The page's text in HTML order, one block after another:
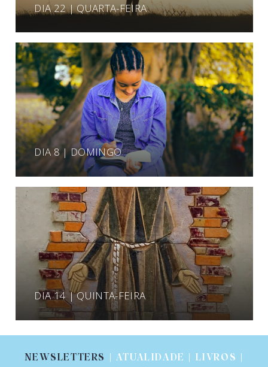
DIA 22 | QUARTA-FEIRA
DIA 8 | DOMINGO
DIA 14 | QUINTA-FEIRA
NEWSLETTERS
| ATUALIDADE | LIVROS |